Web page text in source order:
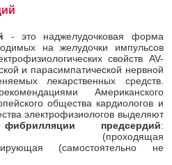
- это наджелудочковая форма
на желудочки импульсов
свойств AV-
и парасимпатической нервной
лекарственных средств.
Американского
общества кардиологов и
электрофизиологов выделяют
фибрилляции предсердий:
(проходящая
(самостоятельно не